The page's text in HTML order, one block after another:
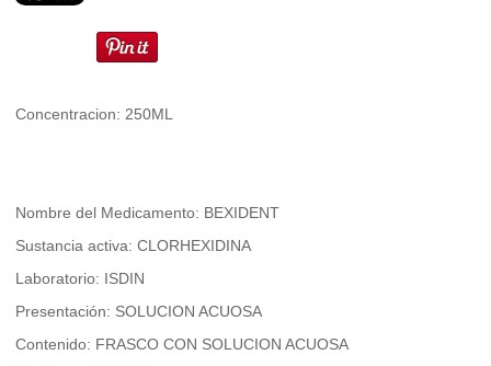
Concentracion: 250ML
Nombre del Medicamento: BEXIDENT
Sustancia activa: CLORHEXIDINA
Laboratorio: ISDIN
Presentación: SOLUCION ACUOSA
Contenido: FRASCO CON SOLUCION ACUOSA